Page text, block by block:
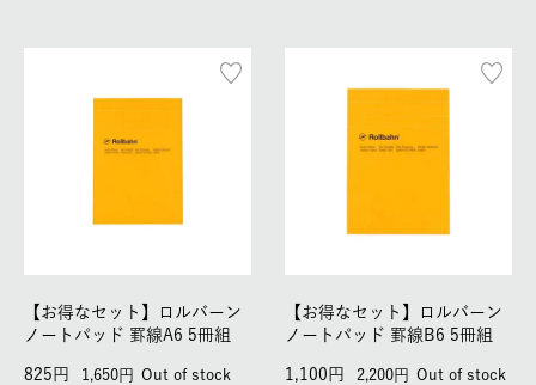
【お得なセット】ロルバーン
ノートパッド 罫線A6 5冊組
1,650
825 Out of stock
【お得なセット】ロルバーン
ノートパッド 罫線B6 5冊組
2,200
1,100 Out of stock